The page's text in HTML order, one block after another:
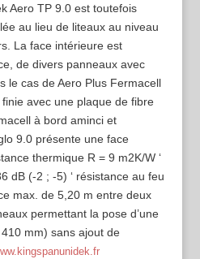
Aero TP 9.0 est toutefois
au lieu de liteaux au niveau
La face intérieure est
de divers panneaux avec
le cas de Aero Plus Fermacell
avec une plaque de fibre
à bord aminci et
9.0 présente une face
thermique R = 9 m2K/W ‘
dB (-2 ; -5) ‘ résistance au feu
max. de 5,20 m entre deux
permettant la pose d’une
mm) sans ajout de